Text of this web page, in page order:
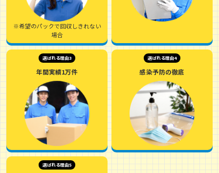
※希望のパックで回収しきれない
場合
選ばれる理由3
年間実績1万件
選ばれる理由4
感染予防の徹底
選ばれる理由5